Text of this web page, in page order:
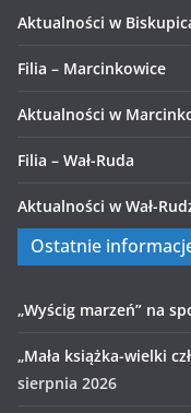
Aktualności w
Filia – Marcinkowice
Aktualności w
Filia – Wał-Ruda
Aktualności w Wał-
Ostatnie
„Wyścig marzeń” na
„Mała książka-wielki
sierpnia 2026